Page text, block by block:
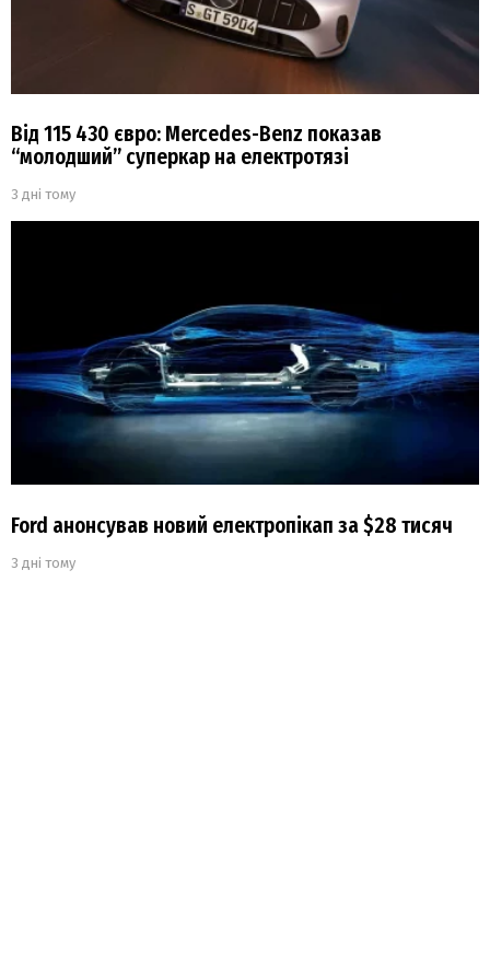
Від 115 430 євро: Mercedes-Benz показав
“молодший” суперкар на електротязі
3 дні тому
Ford анонсував новий електропікап за $28 тисяч
3 дні тому